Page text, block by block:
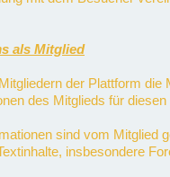
als Mitglied
der Plattform
des Mitglieds für
sind vom Mitglied
insbesondere